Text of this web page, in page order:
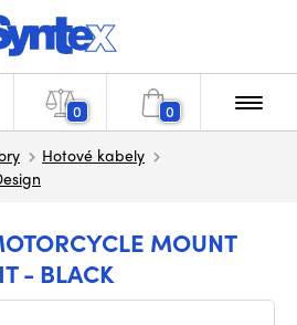
0 0
Hotové kabely
MOUNT
- BLACK